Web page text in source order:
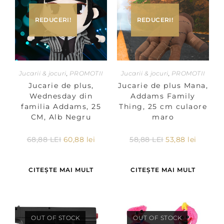
REDUCERI!
Jucarii & jocuri, PROMOTII
Jucarie de plus,
Wednesday din
familia Addams, 25
CM, Alb Negru
68,88LEI 60,88 lei
CITEȘTE MAI MULT
REDUCERI!
Jucarii & jocuri, PROMOTII
Jucarie de plus Mana,
Addams Family
Thing, 25 cm culaore
maro
58,88LEI 53,88 lei
CITEȘTE MAI MULT
OUT OF STOCK OUT OF STOCK